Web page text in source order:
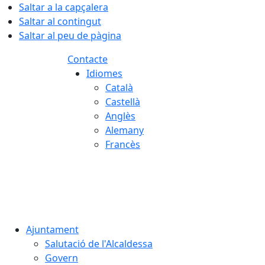
Saltar a la capçalera
Saltar al contingut
Saltar al peu de pàgina
Contacte
Idiomes
Català
Castellà
Anglès
Alemany
Francès
Ajuntament
Salutació de l'Alcaldessa
Govern